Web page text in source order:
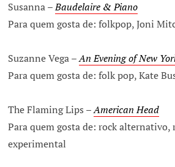
Susanna –Baudelaire & Piano
Para quem gosta de: folkpop, Joni
Suzanne Vega –An Evening of New
Para quem gosta de: folk pop, Kate
The Flaming Lips –American Head
Para quem gosta de: rock alternativo,
experimental